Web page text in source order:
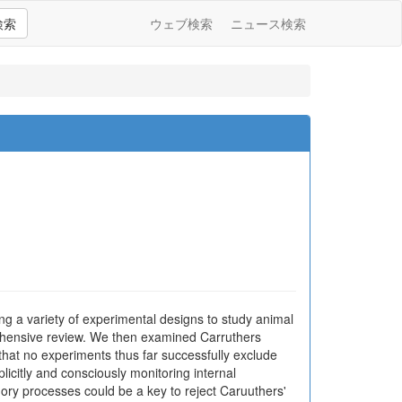
索 ウェブ検索 ニュース検索
a variety of experimental designs to study animal
review. We then examined Carruthers
no experiments thus far successfully exclude
and consciously monitoring internal
processes could be a key to reject Caruuthers'